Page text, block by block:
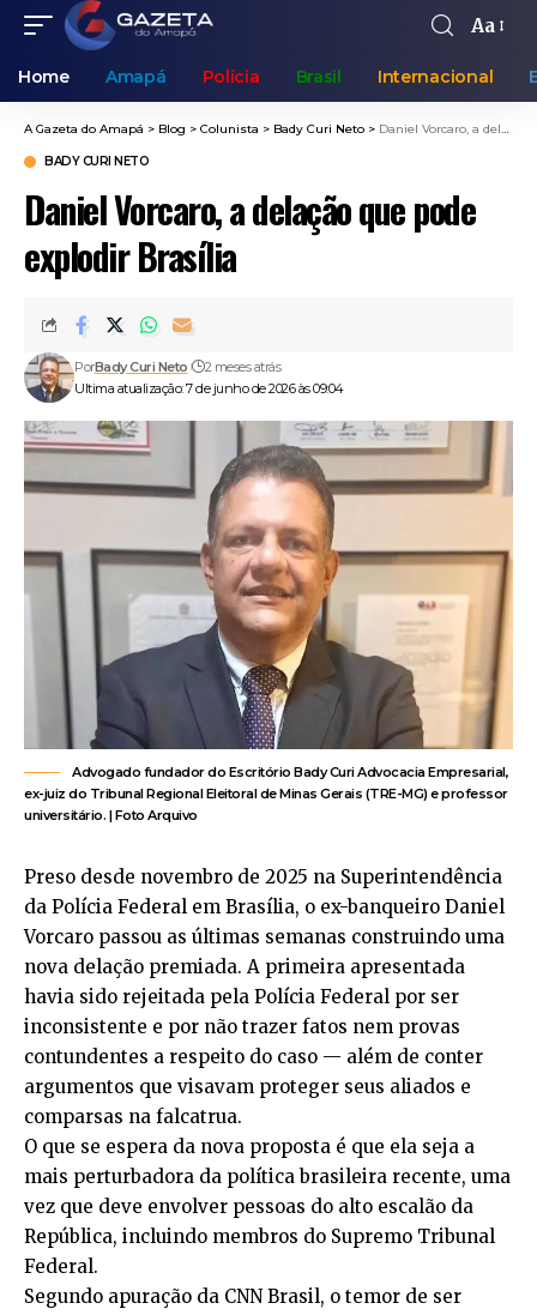
Aa
Home Amapá Polícia Brasil Internacional
A Gazeta do Amapá > Blog > Colunista > Bady Curi Neto > Daniel Vorcaro, a delação que pode explodir Brasília
BADY CURI NETO
Daniel Vorcaro, a delação que pode
explodir Brasília
Ultima atualização: 7 de junho de 2026 às 09:04
PorBady Curi Neto 2 meses atrás
Advogado fundador do Escritório Bady Curi Advocacia Empresarial,
ex-juiz do Tribunal Regional Eleitoral de Minas Gerais (TRE-MG) e professor
universitário. | Foto Arquivo
Preso desde novembro de 2025 na Superintendência
da Polícia Federal em Brasília, o ex-banqueiro Daniel
Vorcaro passou as últimas semanas construindo uma
nova delação premiada. A primeira apresentada
havia sido rejeitada pela Polícia Federal por ser
inconsistente e por não trazer fatos nem provas
contundentes a respeito do caso — além de conter
argumentos que visavam proteger seus aliados e
comparsas na falcatrua.
O que se espera da nova proposta é que ela seja a
mais perturbadora da política brasileira recente, uma
vez que deve envolver pessoas do alto escalão da
República, incluindo membros do Supremo Tribunal
Federal.
Segundo apuração da CNN Brasil, o temor de ser